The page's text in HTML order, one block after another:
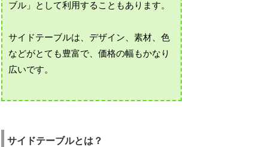
ブル」として利用することもあります。
サイドテーブルは、デザイン、素材、色
などがとても豊富で、価格の幅もかなり
広いです。
サイドテーブルとは？